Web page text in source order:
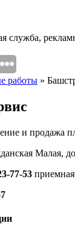
служба,
работы »
и продажа
Малая,
77-53 приемная